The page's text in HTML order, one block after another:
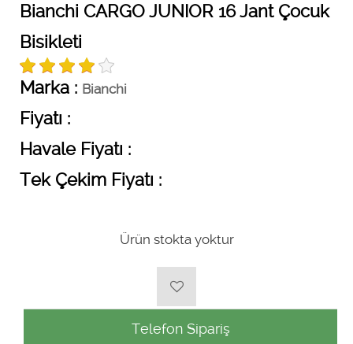
Bianchi CARGO JUNIOR 16 Jant Çocuk
Bisikleti
Marka : Bianchi
Fiyatı :
Havale Fiyatı :
Tek Çekim Fiyatı :
Ürün stokta yoktur
Telefon Sipariş